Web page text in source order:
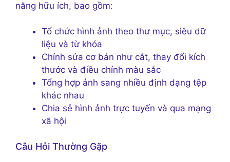
năng hữu ích, bao gồm:
Tổ chức hình ảnh theo thư mục, siêu dữ
liệu và từ khóa
Chỉnh sửa cơ bản như cắt, thay đổi kích
thước và điều chỉnh màu sắc
Tổng hợp ảnh sang nhiều định dạng tệp
khác nhau
Chia sẻ hình ảnh trực tuyến và qua mạng
xã hội
Câu Hỏi Thường Gặp